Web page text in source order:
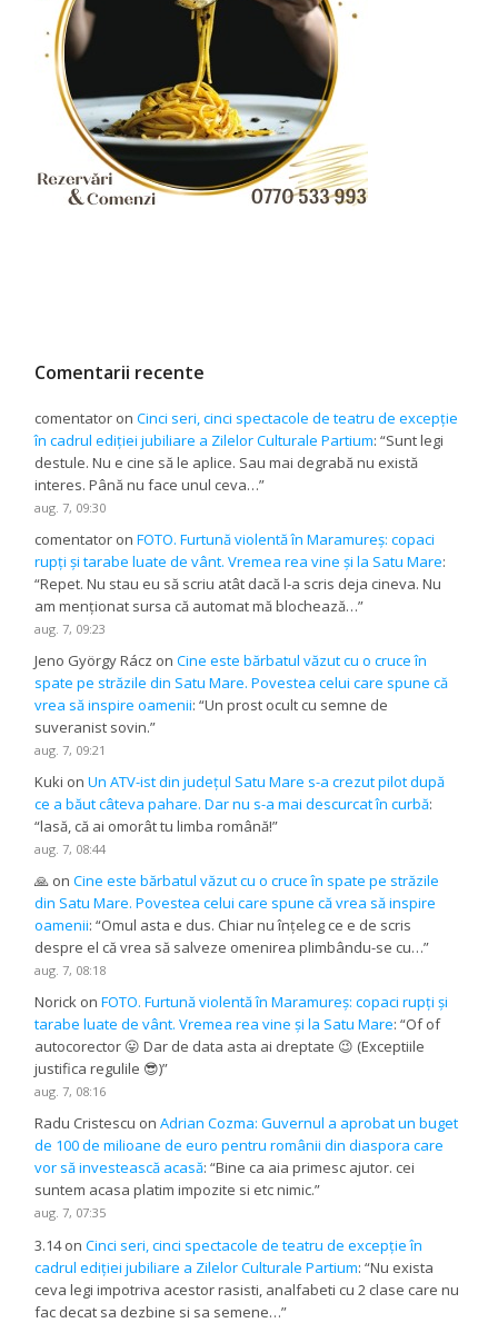
Comentarii recente
comentator onCinci seri, cinci spectacole de teatru de excepție
în cadrul ediției jubiliare a Zilelor Culturale Partium: “Sunt legi
destule. Nu e cine să le aplice. Sau mai degrabă nu există
interes. Până nu face unul ceva…”
aug. 7, 09:30
comentator onFOTO. Furtună violentă în Maramureș: copaci
rupți și tarabe luate de vânt. Vremea rea vine și la Satu Mare:
“Repet. Nu stau eu să scriu atât dacă l-a scris deja cineva. Nu
am menționat sursa că automat mă blochează…”
aug. 7, 09:23
Jeno György Rácz onCine este bărbatul văzut cu o cruce în
spate pe străzile din Satu Mare. Povestea celui care spune că
vrea să inspire oamenii: “Un prost ocult cu semne de
suveranist sovin.”
aug. 7, 09:21
Kuki onUn ATV-ist din județul Satu Mare s-a crezut pilot după
ce a băut câteva pahare. Dar nu s-a mai descurcat în curbă:
“lasă, că ai omorât tu limba română!”
aug. 7, 08:44
🙏 onCine este bărbatul văzut cu o cruce în spate pe străzile
din Satu Mare. Povestea celui care spune că vrea să inspire
oamenii: “Omul asta e dus. Chiar nu înțeleg ce e de scris
despre el că vrea să salveze omenirea plimbându-se cu…”
aug. 7, 08:18
Norick onFOTO. Furtună violentă în Maramureș: copaci rupți și
tarabe luate de vânt. Vremea rea vine și la Satu Mare: “Of of
autocorector 😛 Dar de data asta ai dreptate 😉 (Exceptiile
justifica regulile 😎)”
aug. 7, 08:16
Radu Cristescu onAdrian Cozma: Guvernul a aprobat un buget
de 100 de milioane de euro pentru românii din diaspora care
vor să investească acasă: “Bine ca aia primesc ajutor. cei
suntem acasa platim impozite si etc nimic.”
aug. 7, 07:35
3.14onCinci seri, cinci spectacole de teatru de excepție în
cadrul ediției jubiliare a Zilelor Culturale Partium: “Nu exista
ceva legi impotriva acestor rasisti, analfabeti cu 2 clase care nu
fac decat sa dezbine si sa semene…”